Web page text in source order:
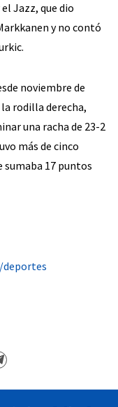
Jazz, que dio
y no contó
noviembre de
rodilla derecha,
una racha de 23-2
más de cinco
17 puntos